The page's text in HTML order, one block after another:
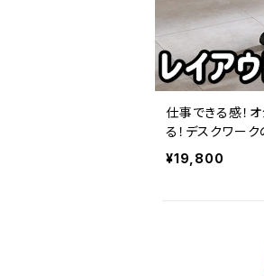
仕事できる感！
る！デスクワー
チェア（ライトブラ
¥19,800